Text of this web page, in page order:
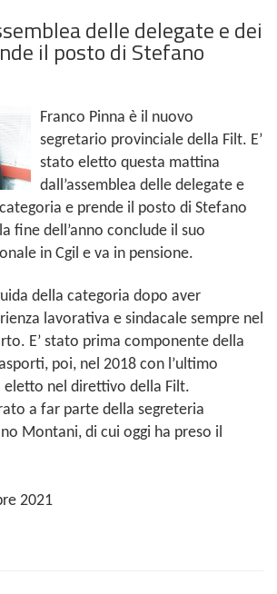
delle delegate e dei
il posto di Stefano
Franco Pinna è il nuovo
segretario provinciale della Filt. E’
stato eletto questa mattina
dall’assemblea delle delegate e
e prende il posto di Stefano
fine dell’anno conclude il suo
in Cgil e va in pensione.
della categoria dopo aver
lavorativa e sindacale sempre nel
E’ stato prima componente della
poi, nel 2018 con l’ultimo
eletto nel direttivo della Filt.
a far parte della segreteria
Montani, di cui oggi ha preso il
2021